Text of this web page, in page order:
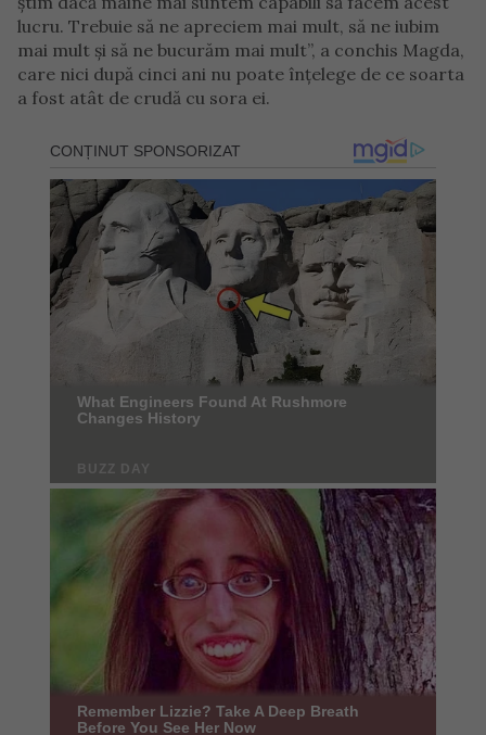
lucru. Trebuie să ne apreciem mai mult, să ne iubim
mai mult și să ne bucurăm mai mult”, a conchis Magda,
care nici după cinci ani nu poate înțelege de ce soarta
a fost atât de crudă cu sora ei.